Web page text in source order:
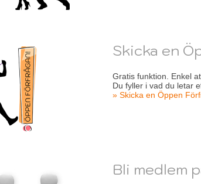
Skicka en
Gratis funktion. Enkel
Du fyller i vad du letar
» Skicka en Öppen
Bli medlem